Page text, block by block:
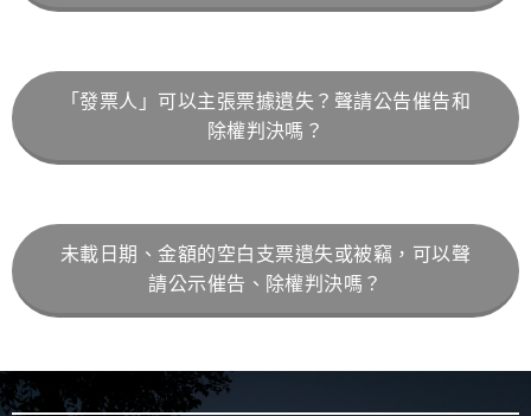
「發票人」可以主張票據遺失？聲請公告催告和
除權判決嗎？
未載日期、金額的空白支票遺失或被竊，可以聲
請公示催告、除權判決嗎？